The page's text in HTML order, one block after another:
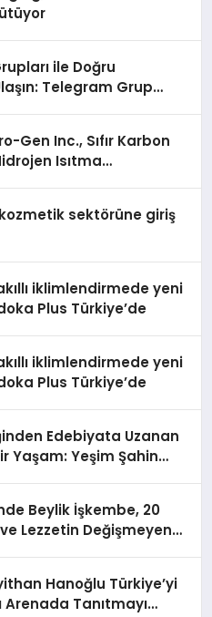
ile Doğru
Telegram Grup
Gen Inc., Sıfır Karbon
Isıtma
sektörüne giriş
iklimlendirmede yeni
Plus Türkiye’de
iklimlendirmede yeni
Plus Türkiye’de
Edebiyata Uzanan
Yaşam: Yeşim Şahin
Beylik İşkembe, 20
ve Lezzetin Değişmeyen
Hanoğlu Türkiye’yi
Arenada Tanıtmayı